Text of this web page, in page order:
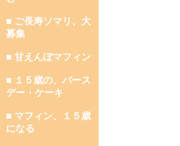
■ ご長寿ソマリ、大
募集
■ 甘えんぼマフィン
■ １５歳の、バース
デー・ケーキ
■ マフィン、１５歳
になる